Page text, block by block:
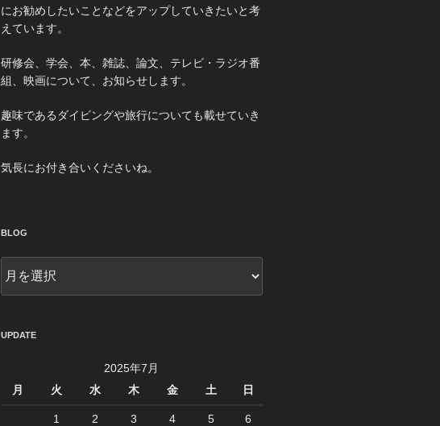
にお勧めしたいことなどをアップしていきたいと考
えています。
研修会、学会、本、雑誌、論文、テレビ・ラジオ番
組、映画について、お知らせします。
趣味であるダイビングや旅行についても載せていき
ます。
気長にお付き合いくださいね。
BLOG
UPDATE
2025年7月
月
火 水 木 金 土 日
1 2 3 4 5 6